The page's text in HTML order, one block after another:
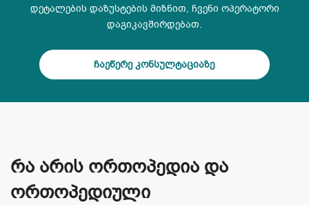
დეტალების დაზუსტების მიზნით, ჩვენი ოპერატორი
დაგიკავშირდებათ.
ჩაეწერე კონსულტაციაზე
რა არის ორთოპედია და
ორთოპედიული